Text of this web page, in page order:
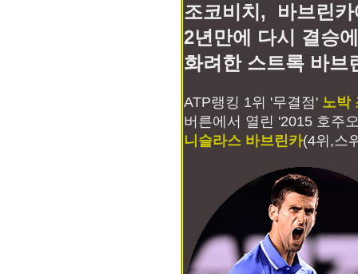
조코비치, 바브린카
2년만에 다시 결승
화려한 스트록 바브
ATP랭킹 1위 '무결점' 노박
버른에서 열린 '2015 호주
니슬라스 바브린카(4위,스